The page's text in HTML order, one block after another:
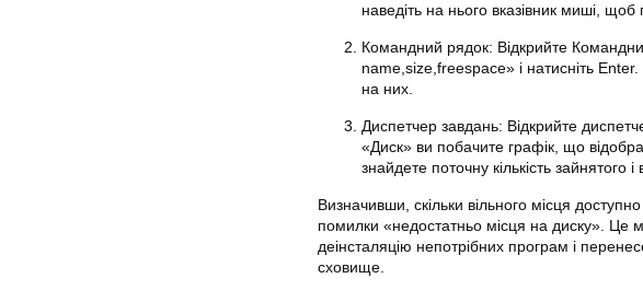
наведіть на нього вказівник миші, щоб
Командний рядок: Відкрийте
name,size,freespace» і натисніть Enter.
на них.
Диспетчер завдань: Відкрийте
«Диск» ви побачите графік, що
знайдете поточну кількість зайнятого
Визначивши, скільки вільного місця
помилки «недостатньо місця на диску». Це
деінсталяцію непотрібних програм і
сховище.